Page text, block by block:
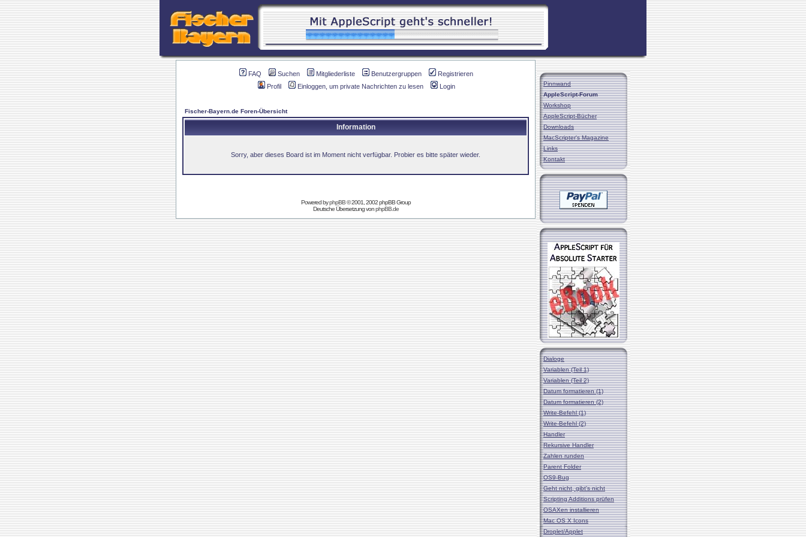
FAQ Suchen Mitgliederliste Benutzergruppen
Registrieren
Profil
Einloggen, um private Nachrichten zu lesen Login
Fischer-Bayern.de Foren-Übersicht
Information
Sorry, aber dieses Board ist im Moment nicht verfügbar. Probier es bitte später wieder.
Powered byphpBB© 2001, 2002 phpBB Group
Deutsche Übersetzung vonphpBB.de
Pinnwand
AppleScript-Forum
Workshop
AppleScript-Bücher
Downloads
MacScripter's Magazine
Links
Kontakt
Dialoge
Variablen (Teil 1)
Variablen (Teil 2)
Datum formatieren (1)
Datum formatieren (2)
Write-Befehl (1)
Write-Befehl (2)
Handler
Rekursive Handler
Zahlen runden
Parent Folder
OS9-Bug
Geht nicht, gibt's nicht
Scripting Additions prüfen
OSAXen installieren
Mac OS X Icons
Droplet/Applet